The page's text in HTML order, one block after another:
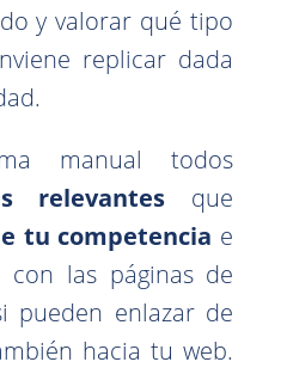
y valorar qué tipo
replicar dada
manual todos
relevantes que
tu competencia e
las páginas de
pueden enlazar de
hacia tu web.